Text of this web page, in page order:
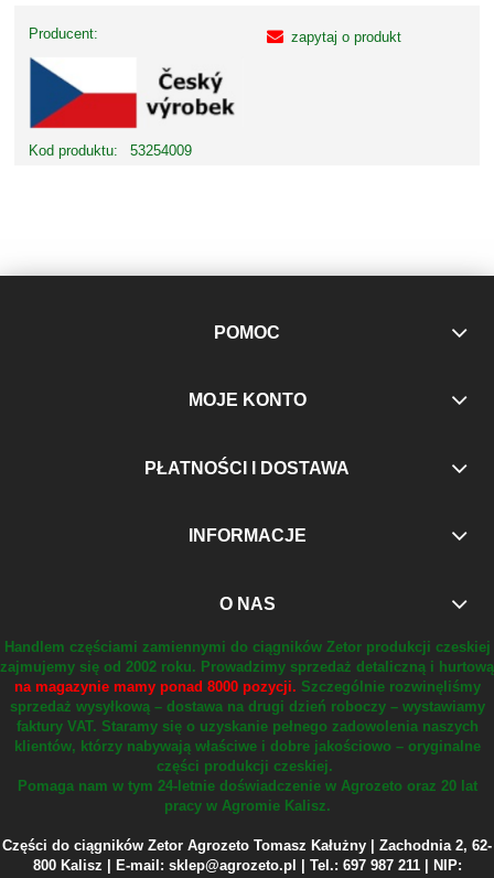
Producent:
Kod produktu: 53254009
zapytaj o produkt
POMOC
MOJE KONTO
PŁATNOŚCI I DOSTAWA
INFORMACJE
O NAS
Handlem częściami zamiennymi do ciągników Zetor produkcji czeskiej
zajmujemy się od 2002 roku. Prowadzimy sprzedaż detaliczną i hurtową
na magazynie mamy ponad 8000 pozycji. Szczególnie rozwinęliśmy
sprzedaż wysyłkową – dostawa na drugi dzień roboczy – wystawiamy
faktury VAT. Staramy się o uzyskanie pełnego zadowolenia naszych
klientów, którzy nabywają właściwe i dobre jakościowo – oryginalne
części produkcji czeskiej.
Pomaga nam w tym 24-letnie doświadczenie w Agrozeto oraz 20 lat
pracy w Agromie Kalisz.
Części do ciągników Zetor Agrozeto Tomasz Kałużny | Zachodnia 2, 62-
800 Kalisz | E-mail: sklep@agrozeto.pl | Tel.: 697 987 211 | NIP: